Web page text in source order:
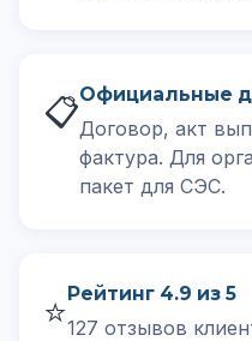
📋Официальные
Договор, акт
фактура. Для
пакет для СЭС.
⭐Рейтинг 4.9 из 5
127 отзывов